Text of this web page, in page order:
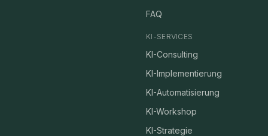
FAQ
KI-SERVICES
KI-Consulting
KI-Implementierung
KI-Automatisierung
KI-Workshop
KI-Strategie